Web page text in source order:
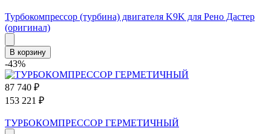
Турбокомпрессор (турбина) двигателя K9K для Рено Дастер
(оригинал)
В корзину
-43%
87 740 ₽
153 221 ₽
ТУРБОКОМПРЕССОР ГЕРМЕТИЧНЫЙ